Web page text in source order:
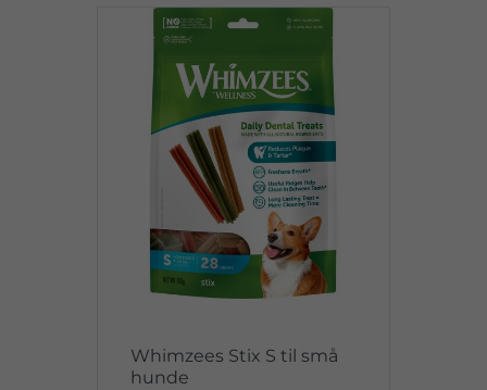
Whimzees Stix S til små
hunde